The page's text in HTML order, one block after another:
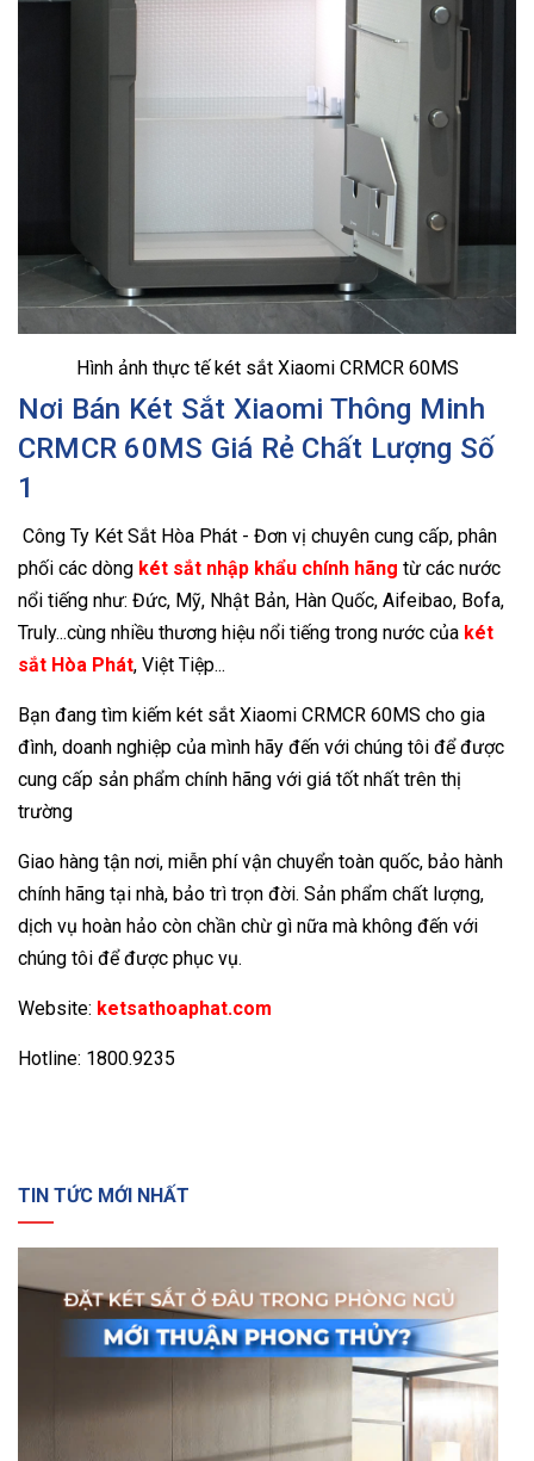
Hình ảnh thực tế két sắt Xiaomi CRMCR 60MS
Nơi Bán Két Sắt Xiaomi Thông Minh
CRMCR 60MS Giá Rẻ Chất Lượng Số
1
Công Ty Két Sắt Hòa Phát - Đơn vị chuyên cung cấp, phân
phối các dòng két sắt nhập khẩu chính hãng từ các nước
nổi tiếng như: Đức, Mỹ, Nhật Bản, Hàn Quốc, Aifeibao, Bofa,
Truly...cùng nhiều thương hiệu nổi tiếng trong nước của két
sắt Hòa Phát, Việt Tiệp...
Bạn đang tìm kiếm két sắt Xiaomi CRMCR 60MS cho gia
đình, doanh nghiệp của mình hãy đến với chúng tôi để được
cung cấp sản phẩm chính hãng với giá tốt nhất trên thị
trường
Giao hàng tận nơi, miễn phí vận chuyển toàn quốc, bảo hành
chính hãng tại nhà, bảo trì trọn đời. Sản phẩm chất lượng,
dịch vụ hoàn hảo còn chần chừ gì nữa mà không đến với
chúng tôi để được phục vụ.
Website: ketsathoaphat.com
Hotline: 1800.9235
TIN TỨC MỚI NHẤT